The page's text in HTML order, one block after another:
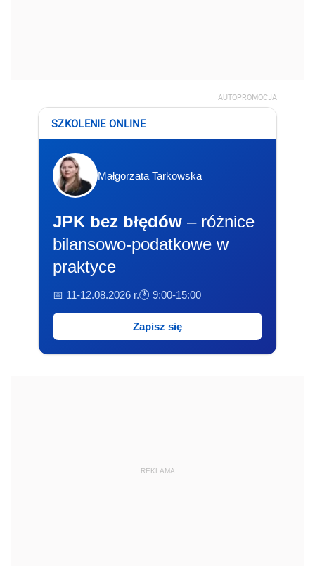
AUTOPROMOCJA
SZKOLENIE ONLINE
Małgorzata Tarkowska
JPK bez błędów – różnice
bilansowo-podatkowe w
praktyce
📅 11-12.08.2026 r.🕐 9:00-15:00
Zapisz się
REKLAMA